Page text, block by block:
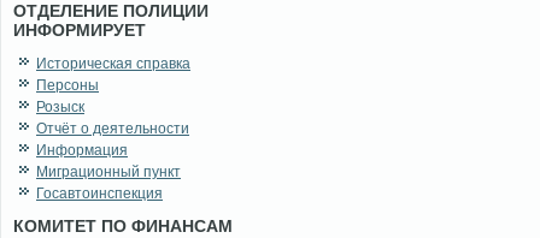
ОТДЕЛЕНИЕ ПОЛИЦИИ
ИНФОРМИРУЕТ
Историческая справка
Персоны
Розыск
Отчёт о деятельности
Информация
Миграционный пункт
Госавтоинспекция
КОМИТЕТ ПО ФИНАНСАМ